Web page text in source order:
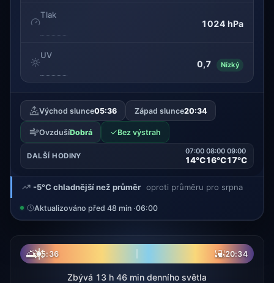
Tlak
1024 hPa
UV
0,7 Nízký
Východ slunce05:36 Západ slunce20:34
OvzdušíDobrá ✓Bez výstrah
DALŠÍ HODINY
07:00
14°C
08:00
16°C
09:00
17°C
-5°C chladnější než průměr oproti průměru pro srpna
Aktualizováno před 48 min ·06:00
🌅05:36
☀ 🌇20:34
Zbývá 13 h 46 min denního světla